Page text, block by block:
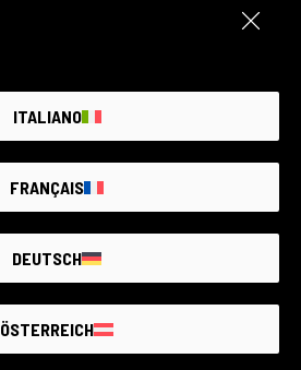
ITALIANO
FRANÇAIS
DEUTSCH
ÖSTERREICH